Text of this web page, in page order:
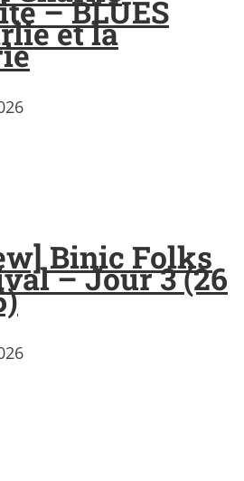
– BLUES
et la
Binic Folks
– Jour 3 (26